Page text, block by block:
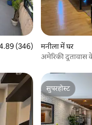
रेटिंग 5 में से 4.89, 346
(346)
मनीला में घर
अमेरिकी दूतावास
सुपरहोस्ट
सुपरहोस्ट